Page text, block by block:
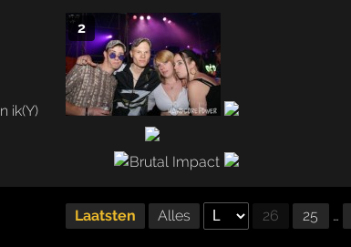
2
Laatsten Alles 26 25 …